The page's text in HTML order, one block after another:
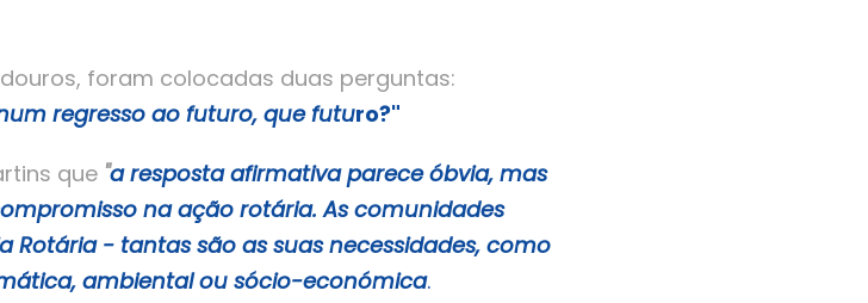
foram colocadas duas perguntas:
regresso ao futuro, que futuro?"
que "a resposta afirmativa parece óbvia, mas
na ação rotária. As comunidades
Rotária - tantas são as suas necessidades, como
ambiental ou sócio-económica.